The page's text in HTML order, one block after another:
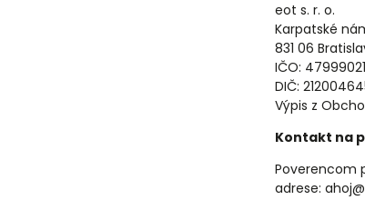
eot s. r. o.
Karpatské
831 06
IČO: 47999021
DIČ:
Výpis z
Kontakt na
Poverencom
adrese: